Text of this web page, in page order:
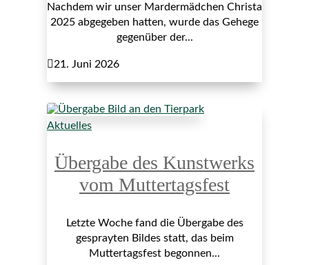
Nachdem wir unser Mardermädchen Christa
2025 abgegeben hatten, wurde das Gehege
gegenüber der...
21. Juni 2026
Aktuelles
Übergabe des Kunstwerks
vom Muttertagsfest
Letzte Woche fand die Übergabe des
gesprayten Bildes statt, das beim
Muttertagsfest begonnen...